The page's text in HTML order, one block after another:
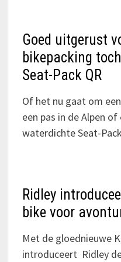
Goed uitgerust
bikepacking
Seat-Pack QR
Of het nu gaat om
een pas in de Alpen
waterdichte Seat-
Ridley
bike voor
Met de gloednieuwe
introduceert Ridley